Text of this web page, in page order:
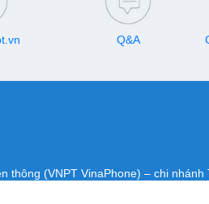
Q&A
thông (VNPT VinaPhone) – chi